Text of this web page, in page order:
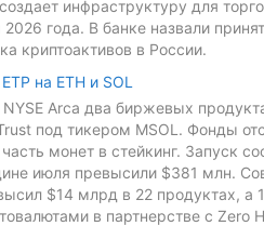
инфраструктуру для
2026 года. В банке назвали
криптоактивов в России.
на ETH и SOL
Arca два биржевых
под тикером MSOL. Фонды
монет в стейкинг. Запуск
июля превысили $381 млн.
$14 млрд в 22 продуктах, а
в партнерстве с Zero